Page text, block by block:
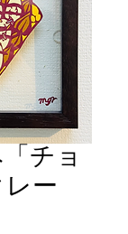
チョ
ー